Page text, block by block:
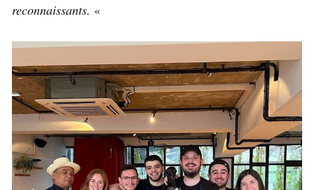
reconnaissants. «